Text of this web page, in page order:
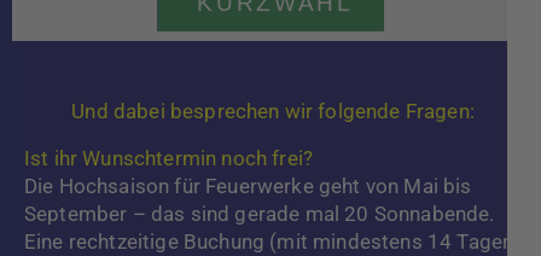
Und dabei besprechen wir folgende Fragen:
Ist ihr Wunschtermin noch frei?
Die Hochsaison für Feuerwerke geht von Mai bis
September – das sind gerade mal 20 Sonnabende.
Eine rechtzeitige Buchung (mit mindestens 14 Tagen